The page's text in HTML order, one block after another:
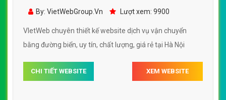
bằng đường biển
By: VietWebGroup.Vn Lượt xem: 9900
VIetWeb chuyên thiết kế website dịch vụ vận chuyển
bằng đường biển, uy tín, chất lượng, giá rẻ tại Hà Nội
CHI TIẾT WEBSITE XEM WEBSITE